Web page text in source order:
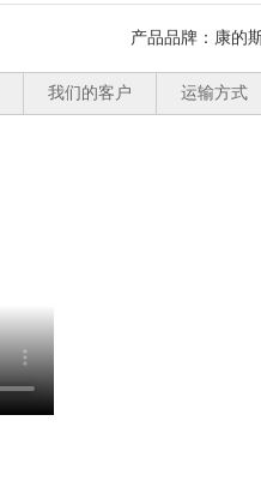
产品品牌： 康的
我们的客户 运输方式